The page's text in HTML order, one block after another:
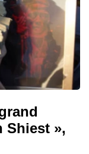
Shiest »,